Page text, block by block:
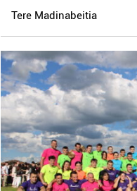
Tere Madinabeitia